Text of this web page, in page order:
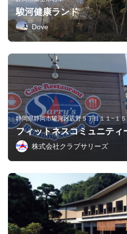
駿河健康ランド
Dove
静岡県静岡市駿河区広野５丁目１１−１５
株式会社クラブサリーズ